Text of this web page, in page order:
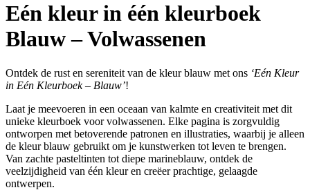
Eén kleur in één kleurboek
Blauw – Volwassenen
Ontdek de rust en sereniteit van de kleur blauw met ons ‘Eén Kleur
in Eén Kleurboek – Blauw’!
Laat je meevoeren in een oceaan van kalmte en creativiteit met dit
unieke kleurboek voor volwassenen. Elke pagina is zorgvuldig
ontworpen met betoverende patronen en illustraties, waarbij je alleen
de kleur blauw gebruikt om je kunstwerken tot leven te brengen.
Van zachte pasteltinten tot diepe marineblauw, ontdek de
veelzijdigheid van één kleur en creëer prachtige, gelaagde
ontwerpen.